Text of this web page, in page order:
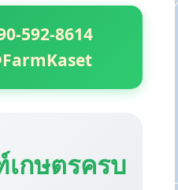
592-8614
กษตรครบ